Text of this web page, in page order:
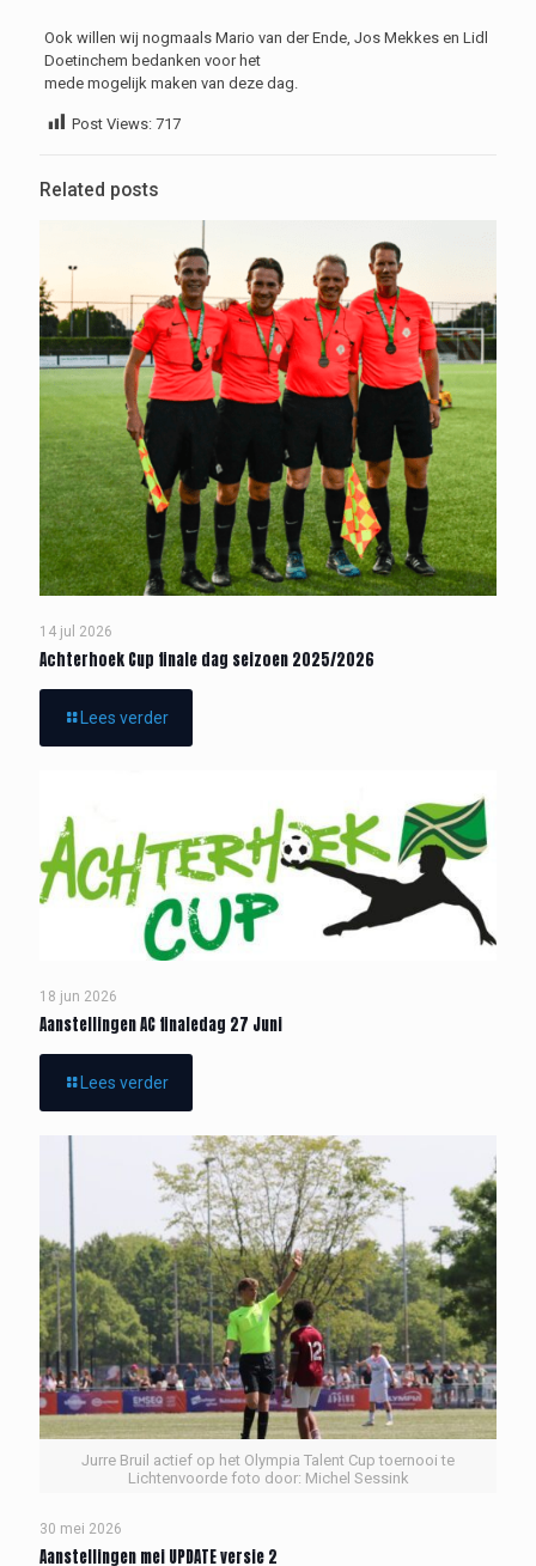
Ook willen wij nogmaals Mario van der Ende, Jos Mekkes en Lidl
Doetinchem bedanken voor het
mede mogelijk maken van deze dag.
Post Views: 717
Related posts
14 jul 2026
Achterhoek Cup finale dag seizoen 2025/2026
Lees verder
18 jun 2026
Aanstellingen AC finaledag 27 Juni
Lees verder
Jurre Bruil actief op het Olympia Talent Cup toernooi te
Lichtenvoorde foto door: Michel Sessink
30 mei 2026
Aanstellingen mei UPDATE versie 2